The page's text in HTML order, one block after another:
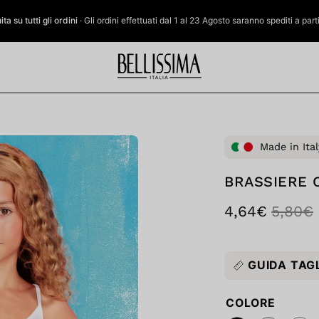
su tutti gli ordini · Gli ordini effettuati dal 1 al 23 Agosto saranno spediti a
Apri
lightbox
Made in
BRASSIERE
4,64€ 5,80€
GUIDA
COLORE